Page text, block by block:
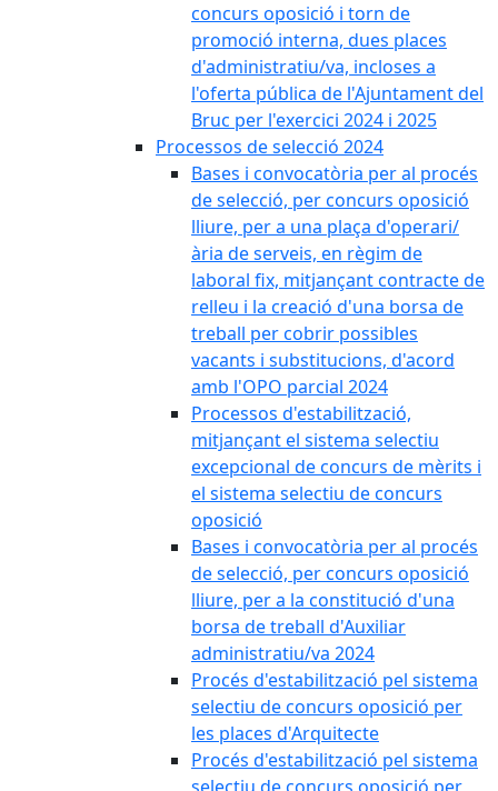
concurs oposició i torn de
promoció interna, dues places
d'administratiu/va, incloses a
l'oferta pública de l'Ajuntament del
Bruc per l'exercici 2024 i 2025
Processos de selecció 2024
Bases i convocatòria per al procés
de selecció, per concurs oposició
lliure, per a una plaça d'operari/
ària de serveis, en règim de
laboral fix, mitjançant contracte de
relleu i la creació d'una borsa de
treball per cobrir possibles
vacants i substitucions, d'acord
amb l'OPO parcial 2024
Processos d'estabilització,
mitjançant el sistema selectiu
excepcional de concurs de mèrits i
el sistema selectiu de concurs
oposició
Bases i convocatòria per al procés
de selecció, per concurs oposició
lliure, per a la constitució d'una
borsa de treball d'Auxiliar
administratiu/va 2024
Procés d'estabilització pel sistema
selectiu de concurs oposició per
les places d'Arquitecte
Procés d'estabilització pel sistema